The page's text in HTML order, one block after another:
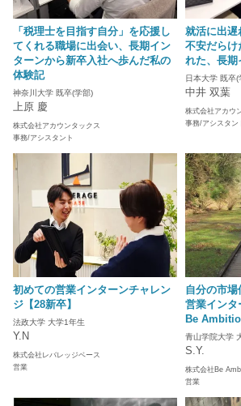
「税理士を目指す自分」を応援し
てくれる職場に出会い、長期イン
ターンから新卒入社へ歩んだ私の
体験記
神奈川大学 既卒(学部)
上原 慶
株式会社アカウンタックス
事務/アシスタント
就活に出遅
不安だらけ
れた、長期
日本大学 既卒(
中井 双葉
株式会社アカウ
事務/アシスタン
初めての営業インターンチャレン
ジ【28新卒】
法政大学 大学1年生
Y.N
株式会社レバレッジベース
営業
自分の市場
営業インタ
Be
青山学院大学
S.Y.
株式会社Be
営業